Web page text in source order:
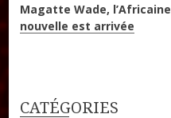
Navigation
de
Magatte Wade, l’Africaine
nouvelle est arrivée
CATÉGORIES